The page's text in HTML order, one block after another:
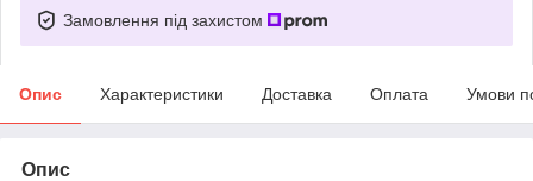
Замовлення під захистом
Опис Характеристики Доставка Оплата Умови
Опис